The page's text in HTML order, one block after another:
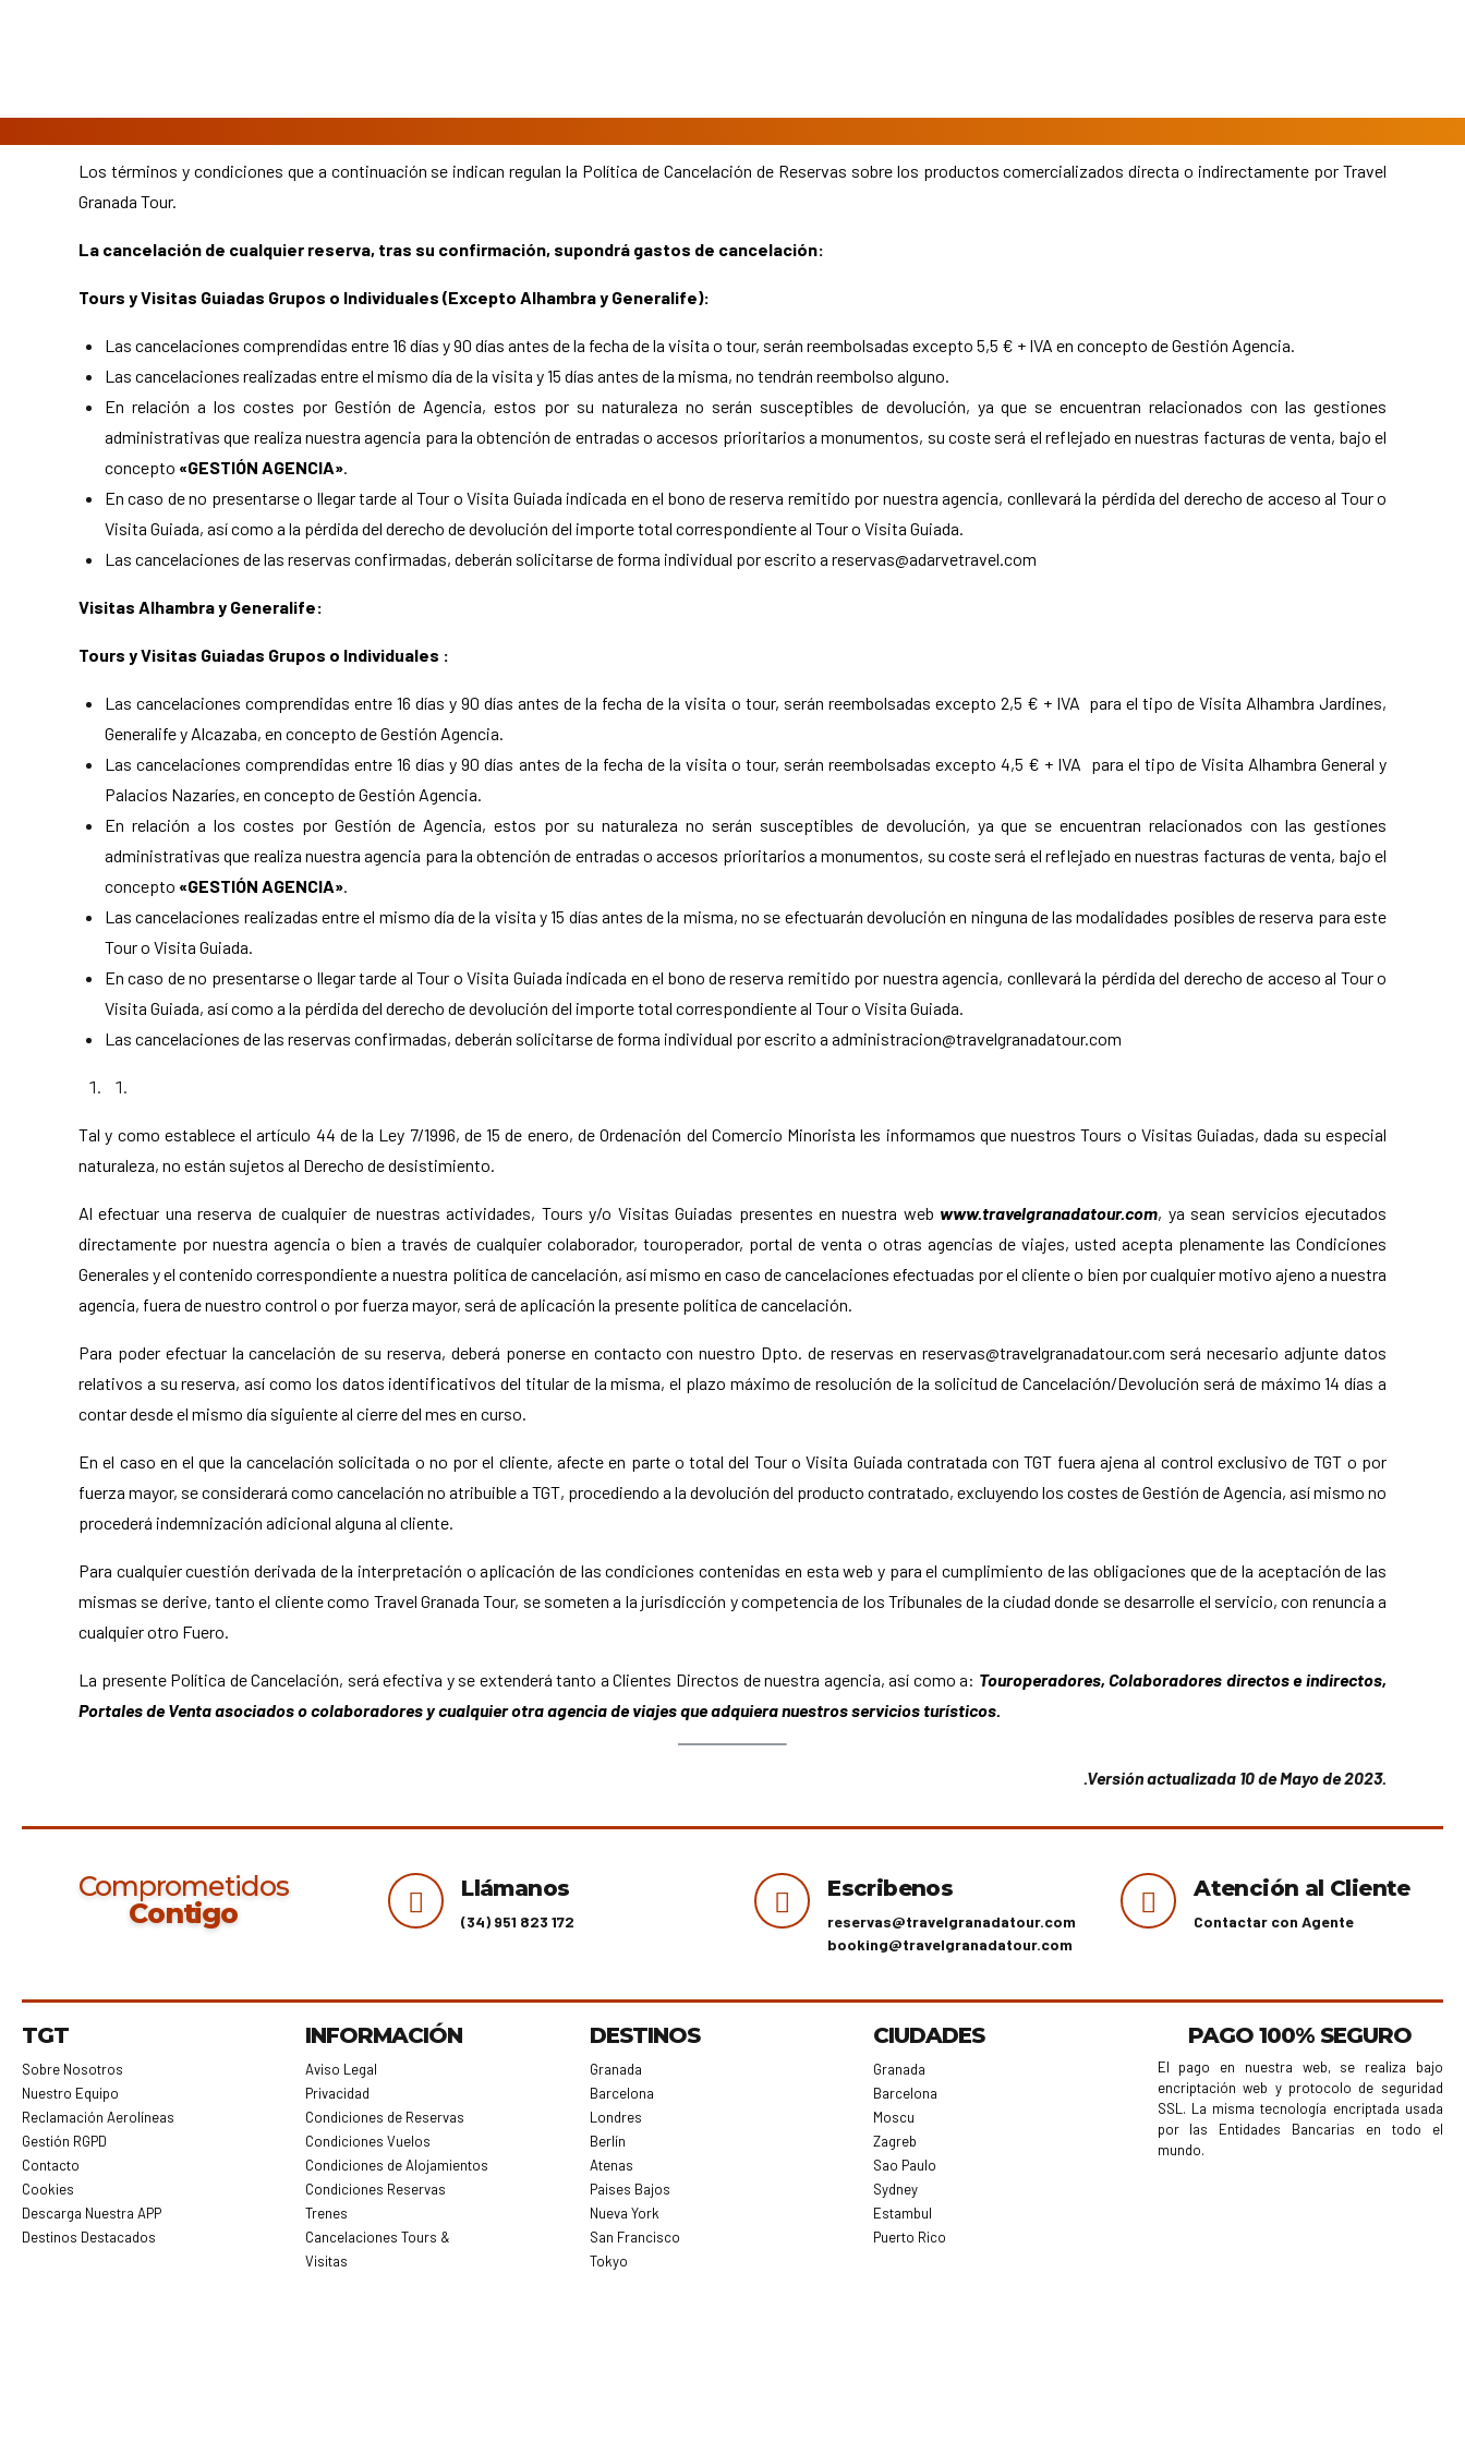
Los términos y condiciones que a continuación se indican regulan la Política de Cancelación de Reservas sobre los productos comercializados directa o indirectamente por Travel
Granada Tour.
La cancelación de cualquier reserva, tras su confirmación, supondrá gastos de cancelación:
Tours y Visitas Guiadas Grupos o Individuales (Excepto Alhambra y Generalife):
Las cancelaciones comprendidas entre 16 días y 90 días antes de la fecha de la visita o tour, serán reembolsadas excepto 5,5 € + IVA en concepto de Gestión Agencia.
Las cancelaciones realizadas entre el mismo día de la visita y 15 días antes de la misma, no tendrán reembolso alguno.
En relación a los costes por Gestión de Agencia, estos por su naturaleza no serán susceptibles de devolución, ya que se encuentran relacionados con las gestiones
administrativas que realiza nuestra agencia para la obtención de entradas o accesos prioritarios a monumentos, su coste será el reflejado en nuestras facturas de venta, bajo el
concepto «GESTIÓN AGENCIA».
En caso de no presentarse o llegar tarde al Tour o Visita Guiada indicada en el bono de reserva remitido por nuestra agencia, conllevará la pérdida del derecho de acceso al Tour o
Visita Guiada, así como a la pérdida del derecho de devolución del importe total correspondiente al Tour o Visita Guiada.
Las cancelaciones de las reservas confirmadas, deberán solicitarse de forma individual por escrito a reservas@adarvetravel.com
Visitas Alhambra y Generalife:
Tours y Visitas Guiadas Grupos o Individuales :
Las cancelaciones comprendidas entre 16 días y 90 días antes de la fecha de la visita o tour, serán reembolsadas excepto 2,5 € + IVA para el tipo de Visita Alhambra Jardines,
Generalife y Alcazaba, en concepto de Gestión Agencia.
Las cancelaciones comprendidas entre 16 días y 90 días antes de la fecha de la visita o tour, serán reembolsadas excepto 4,5 € + IVA para el tipo de Visita Alhambra General y
Palacios Nazaríes, en concepto de Gestión Agencia.
En relación a los costes por Gestión de Agencia, estos por su naturaleza no serán susceptibles de devolución, ya que se encuentran relacionados con las gestiones
administrativas que realiza nuestra agencia para la obtención de entradas o accesos prioritarios a monumentos, su coste será el reflejado en nuestras facturas de venta, bajo el
concepto «GESTIÓN AGENCIA».
Las cancelaciones realizadas entre el mismo día de la visita y 15 días antes de la misma, no se efectuarán devolución en ninguna de las modalidades posibles de reserva para este
Tour o Visita Guiada.
En caso de no presentarse o llegar tarde al Tour o Visita Guiada indicada en el bono de reserva remitido por nuestra agencia, conllevará la pérdida del derecho de acceso al Tour o
Visita Guiada, así como a la pérdida del derecho de devolución del importe total correspondiente al Tour o Visita Guiada.
Las cancelaciones de las reservas confirmadas, deberán solicitarse de forma individual por escrito a administracion@travelgranadatour.com
Tal y como establece el artículo 44 de la Ley 7/1996, de 15 de enero, de Ordenación del Comercio Minorista les informamos que nuestros Tours o Visitas Guiadas, dada su especial
naturaleza, no están sujetos al Derecho de desistimiento.
Al efectuar una reserva de cualquier de nuestras actividades, Tours y/o Visitas Guiadas presentes en nuestra web www.travelgranadatour.com, ya sean servicios ejecutados
directamente por nuestra agencia o bien a través de cualquier colaborador, touroperador, portal de venta o otras agencias de viajes, usted acepta plenamente las Condiciones
Generales y el contenido correspondiente a nuestra política de cancelación, así mismo en caso de cancelaciones efectuadas por el cliente o bien por cualquier motivo ajeno a nuestra
agencia, fuera de nuestro control o por fuerza mayor, será de aplicación la presente política de cancelación.
Para poder efectuar la cancelación de su reserva, deberá ponerse en contacto con nuestro Dpto. de reservas en reservas@travelgranadatour.com será necesario adjunte datos
relativos a su reserva, así como los datos identificativos del titular de la misma, el plazo máximo de resolución de la solicitud de Cancelación/Devolución será de máximo 14 días a
contar desde el mismo día siguiente al cierre del mes en curso.
En el caso en el que la cancelación solicitada o no por el cliente, afecte en parte o total del Tour o Visita Guiada contratada con TGT fuera ajena al control exclusivo de TGT o por
fuerza mayor, se considerará como cancelación no atribuible a TGT, procediendo a la devolución del producto contratado, excluyendo los costes de Gestión de Agencia, así mismo no
procederá indemnización adicional alguna al cliente.
Para cualquier cuestión derivada de la interpretación o aplicación de las condiciones contenidas en esta web y para el cumplimiento de las obligaciones que de la aceptación de las
mismas se derive, tanto el cliente como Travel Granada Tour, se someten a la jurisdicción y competencia de los Tribunales de la ciudad donde se desarrolle el servicio, con renuncia a
cualquier otro Fuero.
La presente Política de Cancelación, será efectiva y se extenderá tanto a Clientes Directos de nuestra agencia, así como a: Touroperadores, Colaboradores directos e indirectos,
Portales de Venta asociados o colaboradores y cualquier otra agencia de viajes que adquiera nuestros servicios turísticos.
.Versión actualizada 10 de Mayo de 2023.
Comprometidos
Contigo
Llámanos
(34) 951 823 172
Escribenos
reservas@travelgranadatour.com
booking@travelgranadatour.com
Atención al Cliente
Contactar con Agente
TGT
Sobre Nosotros
Nuestro Equipo
Reclamación Aerolíneas
Gestión RGPD
Contacto
Cookies
Descarga Nuestra APP
Destinos Destacados
INFORMACIÓN
Aviso Legal
Privacidad
Condiciones de Reservas
Condiciones Vuelos
Condiciones de Alojamientos
Condiciones Reservas
Trenes
Cancelaciones Tours &
Visitas
DESTINOS
Granada
Barcelona
Londres
Berlín
Atenas
Paises Bajos
Nueva York
San Francisco
Tokyo
CIUDADES
Granada
Barcelona
Moscu
Zagreb
Sao Paulo
Sydney
Estambul
Puerto Rico
PAGO 100% SEGURO
El pago en nuestra web, se realiza bajo
encriptación web y protocolo de seguridad
SSL. La misma tecnología encriptada usada
por las Entidades Bancarias en todo el
mundo.